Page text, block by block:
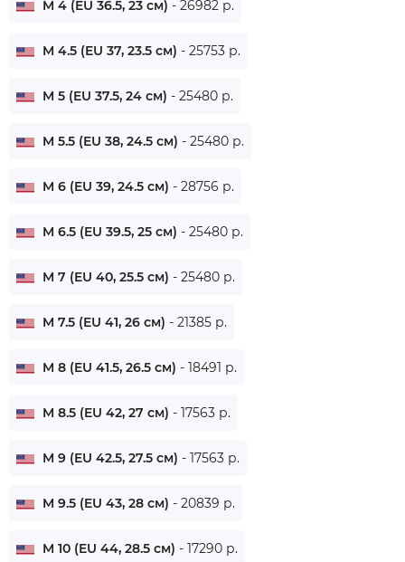
M 4 (EU 36.5, 23 см) - 26982 р.
M 4.5 (EU 37, 23.5 см) - 25753 р.
M 5 (EU 37.5, 24 см) - 25480 р.
M 5.5 (EU 38, 24.5 см) - 25480 р.
M 6 (EU 39, 24.5 см) - 28756 р.
M 6.5 (EU 39.5, 25 см) - 25480 р.
M 7 (EU 40, 25.5 см) - 25480 р.
M 7.5 (EU 41, 26 см) - 21385 р.
M 8 (EU 41.5, 26.5 см) - 18491 р.
M 8.5 (EU 42, 27 см) - 17563 р.
M 9 (EU 42.5, 27.5 см) - 17563 р.
M 9.5 (EU 43, 28 см) - 20839 р.
M 10 (EU 44, 28.5 см) - 17290 р.